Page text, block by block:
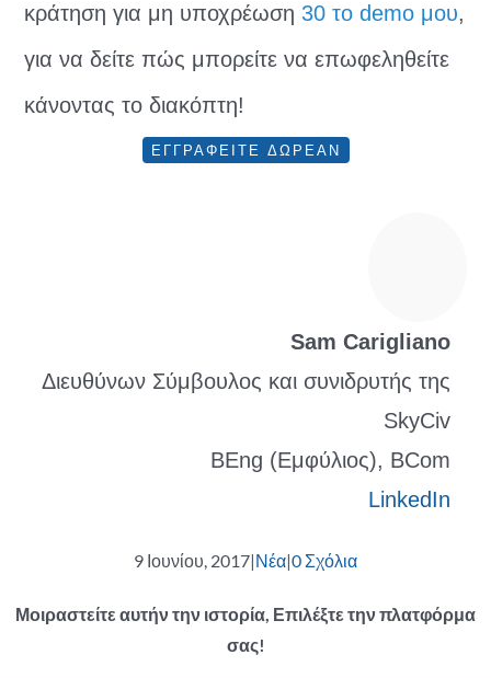
κράτηση για μη υποχρέωση 30 το demo μου,
για να δείτε πώς μπορείτε να επωφεληθείτε
κάνοντας το διακόπτη!
ΕΓΓΡΑΦΕΙΤΕ ΔΩΡΕΑΝ
Sam Carigliano
Διευθύνων Σύμβουλος και συνιδρυτής της
SkyCiv
BEng (Εμφύλιος), BCom
LinkedIn
9 Ιουνίου, 2017|Νέα|0 Σχόλια
Μοιραστείτε αυτήν την ιστορία, Επιλέξτε την πλατφόρμα
σας!